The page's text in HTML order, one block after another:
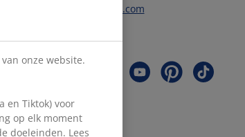
b2b-nl@JYSK.com
Volg JYSK
onze website.
en Tiktok) voor
op elk moment
doeleinden. Lees